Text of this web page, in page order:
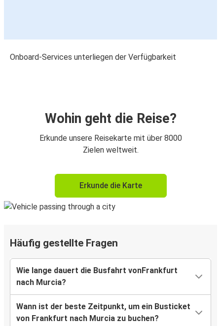
Onboard-Services unterliegen der Verfügbarkeit
Wohin geht die Reise?
Erkunde unsere Reisekarte mit über 8000
Zielen weltweit.
Erkunde die Karte
Häufig gestellte Fragen
Wie lange dauert die Busfahrt vonFrankfurt
nach Murcia?
Wann ist der beste Zeitpunkt, um ein Busticket
von Frankfurt nach Murcia zu buchen?